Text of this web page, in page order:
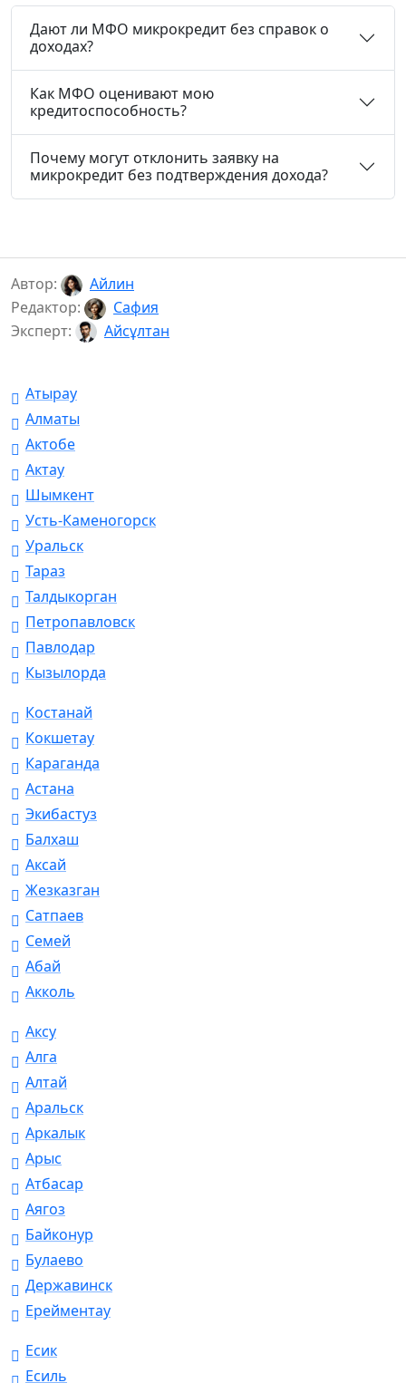
Дают ли МФО микрокредит без справок о
доходах?
Как МФО оценивают мою
кредитоспособность?
Почему могут отклонить заявку на
микрокредит без подтверждения дохода?
Автор:
Айлин
Редактор:
Сафия
Эксперт:
Айсұлтан
Атырау
Алматы
Актобе
Актау
Шымкент
Усть-Каменогорск
Уральск
Тараз
Талдыкорган
Петропавловск
Павлодар
Кызылорда
Костанай
Кокшетау
Караганда
Астана
Экибастуз
Балхаш
Аксай
Жезказган
Сатпаев
Семей
Абай
Акколь
Аксу
Алга
Алтай
Аральск
Аркалык
Арыс
Атбасар
Аягоз
Байконур
Булаево
Державинск
Ерейментау
Есик
Есиль